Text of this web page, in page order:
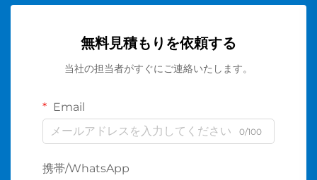
無料見積もりを依頼する
当社の担当者がすぐにご連絡いたします。
Email
0/100
携帯/WhatsApp